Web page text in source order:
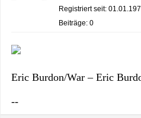
Registriert seit:
Beiträge: 0
Eric Burdon/War – Eric
--